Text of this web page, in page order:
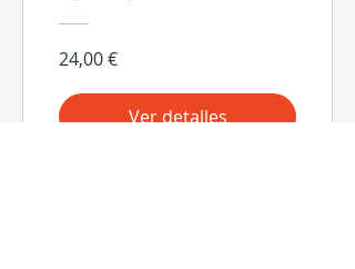
24,00 €
Ver detalles